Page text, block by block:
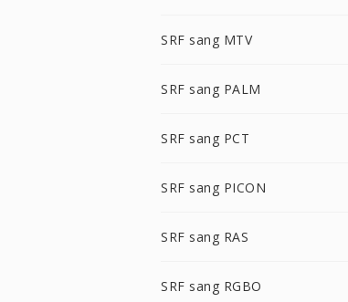
SRF sang MTV
SRF sang PALM
SRF sang PCT
SRF sang PICON
SRF sang RAS
SRF sang RGBO